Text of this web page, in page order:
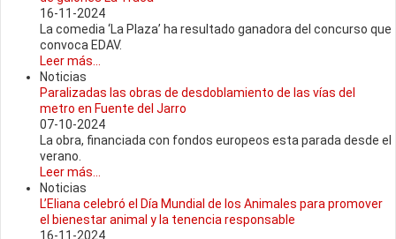
16-11-2024
La comedia ‘La Plaza’ ha resultado ganadora del concurso que
convoca EDAV.
Leer más...
Noticias
Paralizadas las obras de desdoblamiento de las vías del
metro en Fuente del Jarro
07-10-2024
La obra, financiada con fondos europeos esta parada desde el
verano.
Leer más...
Noticias
L’Eliana celebró el Día Mundial de los Animales para promover
el bienestar animal y la tenencia responsable
16-11-2024